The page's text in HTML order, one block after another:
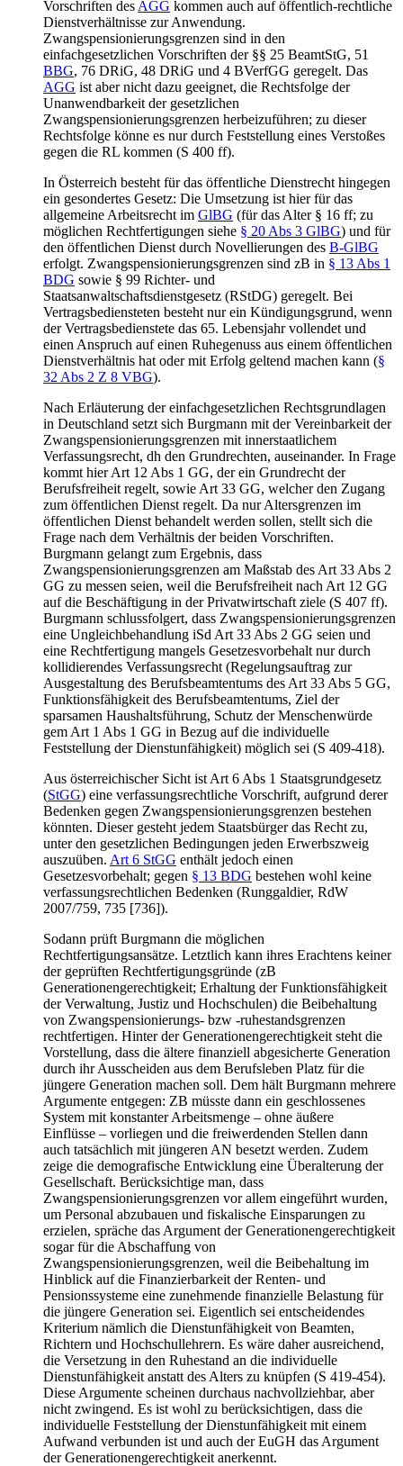
Vorschriften des AGG kommen auch auf öffentlich-rechtliche
Dienstverhältnisse zur Anwendung.
Zwangspensionierungsgrenzen sind in den
einfachgesetzlichen Vorschriften der §§ 25 BeamtStG, 51
BBG, 76 DRiG, 48 DRiG und 4 BVerfGG geregelt. Das
AGG ist aber nicht dazu geeignet, die Rechtsfolge der
Unanwendbarkeit der gesetzlichen
Zwangspensionierungsgrenzen herbeizuführen; zu dieser
Rechtsfolge könne es nur durch Feststellung eines Verstoßes
gegen die RL kommen (S 400 ff).
In Österreich besteht für das öffentliche Dienstrecht hingegen
ein gesondertes Gesetz: Die Umsetzung ist hier für das
allgemeine Arbeitsrecht im GlBG (für das Alter § 16 ff; zu
möglichen Rechtfertigungen siehe § 20 Abs 3 GlBG) und für
den öffentlichen Dienst durch Novellierungen des B-GlBG
erfolgt. Zwangspensionierungsgrenzen sind zB in § 13 Abs 1
BDG sowie § 99 Richter- und
Staatsanwaltschaftsdienstgesetz (RStDG) geregelt. Bei
Vertragsbediensteten besteht nur ein Kündigungsgrund, wenn
der Vertragsbedienstete das 65. Lebensjahr vollendet und
einen Anspruch auf einen Ruhegenuss aus einem öffentlichen
Dienstverhältnis hat oder mit Erfolg geltend machen kann (§
32 Abs 2 Z 8 VBG).
Nach Erläuterung der einfachgesetzlichen Rechtsgrundlagen
in Deutschland setzt sich Burgmann mit der Vereinbarkeit der
Zwangspensionierungsgrenzen mit innerstaatlichem
Verfassungsrecht, dh den Grundrechten, auseinander. In Frage
kommt hier Art 12 Abs 1 GG, der ein Grundrecht der
Berufsfreiheit regelt, sowie Art 33 GG, welcher den Zugang
zum öffentlichen Dienst regelt. Da nur Altersgrenzen im
öffentlichen Dienst behandelt werden sollen, stellt sich die
Frage nach dem Verhältnis der beiden Vorschriften.
Burgmann gelangt zum Ergebnis, dass
Zwangspensionierungsgrenzen am Maßstab des Art 33 Abs 2
GG zu messen seien, weil die Berufsfreiheit nach Art 12 GG
auf die Beschäftigung in der Privatwirtschaft ziele (S 407 ff).
Burgmann schlussfolgert, dass Zwangspensionierungsgrenzen
eine Ungleichbehandlung iSd Art 33 Abs 2 GG seien und
eine Rechtfertigung mangels Gesetzesvorbehalt nur durch
kollidierendes Verfassungsrecht (Regelungsauftrag zur
Ausgestaltung des Berufsbeamtentums des Art 33 Abs 5 GG,
Funktionsfähigkeit des Berufsbeamtentums, Ziel der
sparsamen Haushaltsführung, Schutz der Menschenwürde
gem Art 1 Abs 1 GG in Bezug auf die individuelle
Feststellung der Dienstunfähigkeit) möglich sei (S 409-418).
Aus österreichischer Sicht ist Art 6 Abs 1 Staatsgrundgesetz
(StGG) eine verfassungsrechtliche Vorschrift, aufgrund derer
Bedenken gegen Zwangspensionierungsgrenzen bestehen
könnten. Dieser gesteht jedem Staatsbürger das Recht zu,
unter den gesetzlichen Bedingungen jeden Erwerbszweig
auszuüben. Art 6 StGG enthält jedoch einen
Gesetzesvorbehalt; gegen § 13 BDG bestehen wohl keine
verfassungsrechtlichen Bedenken (Runggaldier, RdW
2007/759, 735 [736]).
Sodann prüft Burgmann die möglichen
Rechtfertigungsansätze. Letztlich kann ihres Erachtens keiner
der geprüften Rechtfertigungsgründe (zB
Generationengerechtigkeit; Erhaltung der Funktionsfähigkeit
der Verwaltung, Justiz und Hochschulen) die Beibehaltung
von Zwangspensionierungs- bzw -ruhestandsgrenzen
rechtfertigen. Hinter der Generationengerechtigkeit steht die
Vorstellung, dass die ältere finanziell abgesicherte Generation
durch ihr Ausscheiden aus dem Berufsleben Platz für die
jüngere Generation machen soll. Dem hält Burgmann mehrere
Argumente entgegen: ZB müsste dann ein geschlossenes
System mit konstanter Arbeitsmenge – ohne äußere
Einflüsse – vorliegen und die freiwerdenden Stellen dann
auch tatsächlich mit jüngeren AN besetzt werden. Zudem
zeige die demografische Entwicklung eine Überalterung der
Gesellschaft. Berücksichtige man, dass
Zwangspensionierungsgrenzen vor allem eingeführt wurden,
um Personal abzubauen und fiskalische Einsparungen zu
erzielen, spräche das Argument der Generationengerechtigkeit
sogar für die Abschaffung von
Zwangspensionierungsgrenzen, weil die Beibehaltung im
Hinblick auf die Finanzierbarkeit der Renten- und
Pensionssysteme eine zunehmende finanzielle Belastung für
die jüngere Generation sei. Eigentlich sei entscheidendes
Kriterium nämlich die Dienstunfähigkeit von Beamten,
Richtern und Hochschullehrern. Es wäre daher ausreichend,
die Versetzung in den Ruhestand an die individuelle
Dienstunfähigkeit anstatt des Alters zu knüpfen (S 419-454).
Diese Argumente scheinen durchaus nachvollziehbar, aber
nicht zwingend. Es ist wohl zu berücksichtigen, dass die
individuelle Feststellung der Dienstunfähigkeit mit einem
Aufwand verbunden ist und auch der EuGH das Argument
der Generationengerechtigkeit anerkennt.